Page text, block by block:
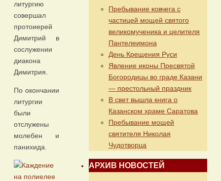
литургию
совершал
протоиерей
Димитрий в
сослужении
диакона
Димитрия.
По окончании
литургии
были
отслужены
молебен и
панихида.
Пребывание ковчега с
частицей мощей святого
великомученика и целителя
Пантелеимона
День Крещения Руси
Явление иконы Пресвятой
Богородицы во граде Казани
— престольный праздник
В свет вышла книга о
Казанском храме Саратова
Пребывание мощей
святителя Николая
Чудотворца
АРХИВ НОВОСТЕЙ